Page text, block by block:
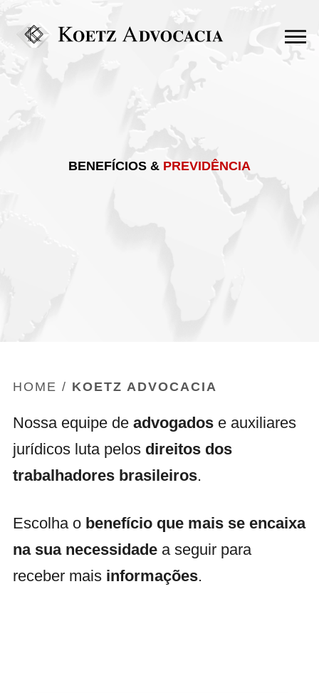
BENEFÍCIOS & PREVIDÊNCIA
HOME / KOETZ ADVOCACIA
Nossa equipe de advogados e auxiliares
jurídicos luta pelos direitos dos
trabalhadores brasileiros.
Escolha o benefício que mais se encaixa
na sua necessidade a seguir para
receber mais informações.